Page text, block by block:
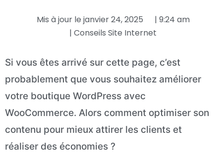
Mis à jour le janvier 24, 2025 | 9:24 am
| Conseils Site Internet
Si vous êtes arrivé sur cette page, c’est
probablement que vous souhaitez améliorer
votre boutique WordPress avec
WooCommerce. Alors comment optimiser son
contenu pour mieux attirer les clients et
réaliser des économies ?